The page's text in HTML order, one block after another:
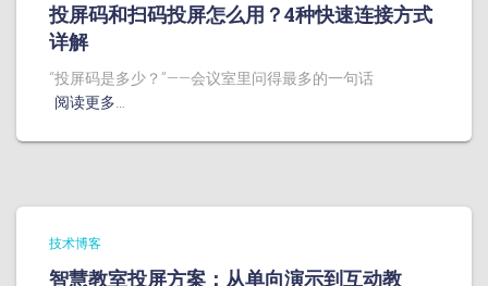
投屏码和扫码投屏怎么用？4种快速连接方式
详解
“投屏码是多少？”——会议室里问得最多的一句话
阅读更多…
技术博客
智慧教室投屏方案：从单向演示到互动教